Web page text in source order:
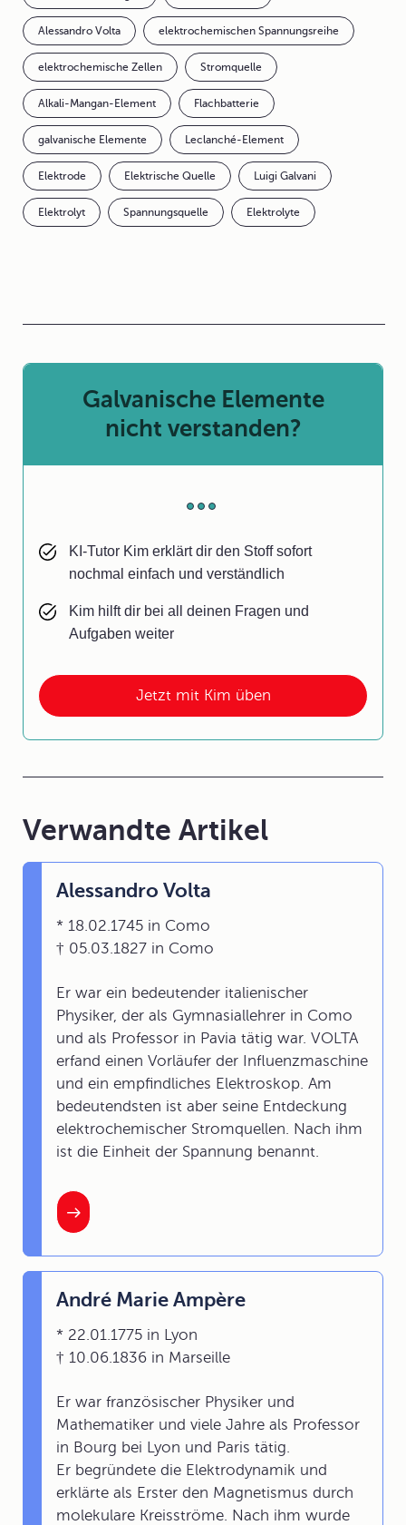
Alessandro Volta elektrochemischen Spannungsreihe
elektrochemische Zellen Stromquelle
Alkali-Mangan-Element Flachbatterie
galvanische Elemente Leclanché-Element
Elektrode Elektrische Quelle Luigi Galvani
Elektrolyt Spannungsquelle Elektrolyte
Jetzt mit Kim üben
Galvanische Elemente
nicht verstanden?
KI-Tutor Kim erklärt dir den Stoff sofort
nochmal einfach und verständlich
Kim hilft dir bei all deinen Fragen und
Aufgaben weiter
Verwandte Artikel
Alessandro Volta
* 18.02.1745 in Como
† 05.03.1827 in Como
Er war ein bedeutender italienischer
Physiker, der als Gymnasiallehrer in Como
und als Professor in Pavia tätig war. VOLTA
erfand einen Vorläufer der Influenzmaschine
und ein empfindliches Elektroskop. Am
bedeutendsten ist aber seine Entdeckung
elektrochemischer Stromquellen. Nach ihm
ist die Einheit der Spannung benannt.
André Marie Ampère
* 22.01.1775 in Lyon
† 10.06.1836 in Marseille
Er war französischer Physiker und
Mathematiker und viele Jahre als Professor
in Bourg bei Lyon und Paris tätig.
Er begründete die Elektrodynamik und
erklärte als Erster den Magnetismus durch
molekulare Kreisströme. Nach ihm wurde